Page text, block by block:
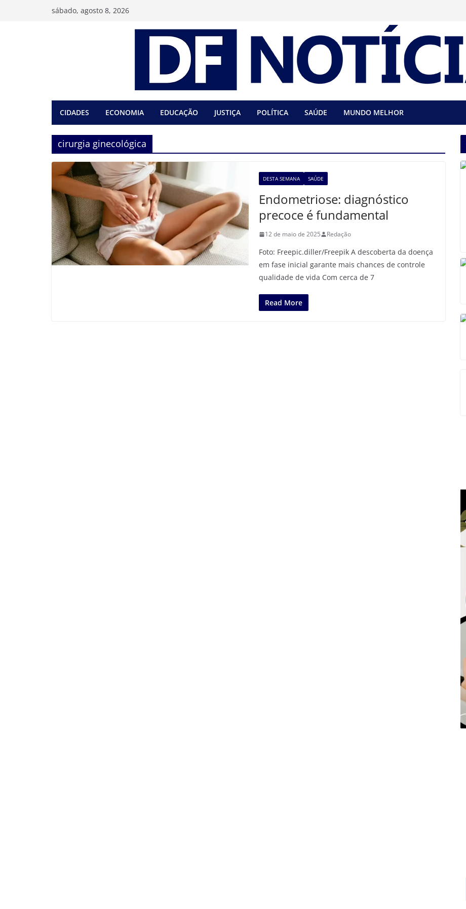
sábado, agosto 8, 2026
CIDADES ECONOMIA EDUCAÇÃO JUSTIÇA POLÍTICA SAÚDE MUNDO MELHOR
cirurgia ginecológica
DESTA SEMANA SAÚDE
Endometriose: diagnóstico
precoce é fundamental
12 de maio de 2025 Redação
Foto: Freepic.diller/Freepik A descoberta da doença
em fase inicial garante mais chances de controle
qualidade de vida Com cerca de 7
Read More